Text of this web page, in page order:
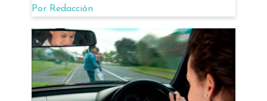
Por Redacción